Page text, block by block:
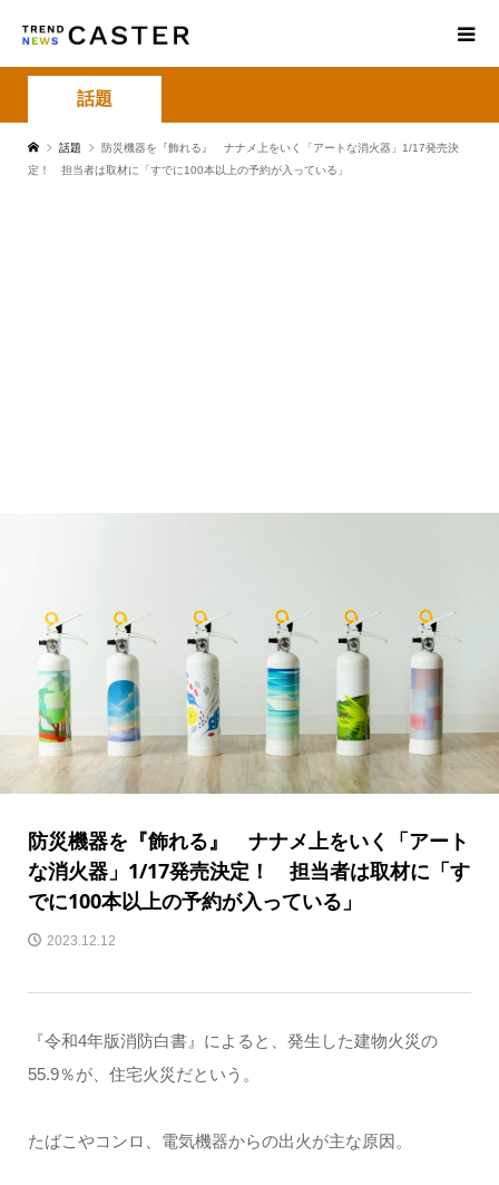
話題
話題
防災機器を『飾れる』 ナナメ上をいく「アートな消火器」1/17発売決
定！ 担当者は取材に「すでに100本以上の予約が入っている」
防災機器を『飾れる』 ナナメ上をいく「アート
な消火器」1/17発売決定！ 担当者は取材に「す
でに100本以上の予約が入っている」
2023.12.12
『令和4年版消防白書』によると、発生した建物火災の
55.9％が、住宅火災だという。
たばこやコンロ、電気機器からの出火が主な原因。